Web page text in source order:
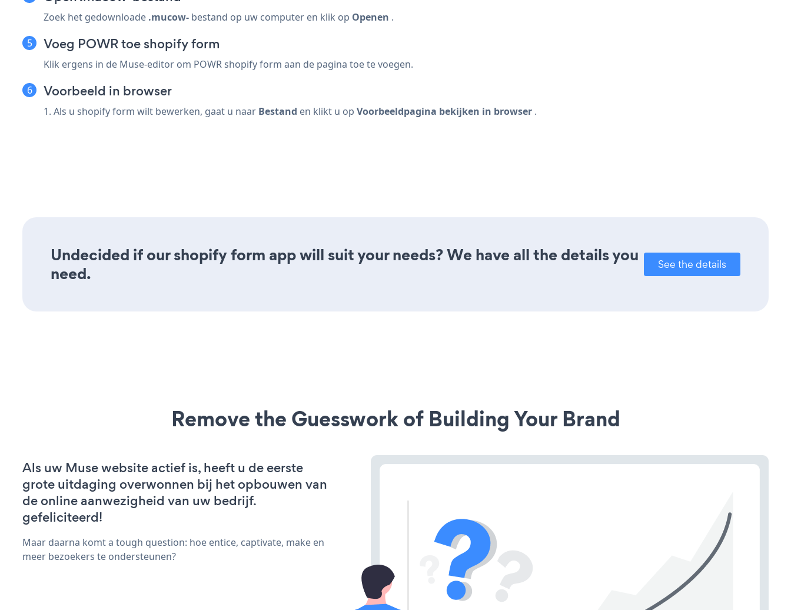
Zoek het gedownloade .mucow- bestand op uw computer en klik op Openen .
Voeg POWR toe shopify form
Klik ergens in de Muse-editor om POWR shopify form aan de pagina toe te voegen.
Voorbeeld in browser
1. Als u shopify form wilt bewerken, gaat u naar Bestand en klikt u op Voorbeeldpagina bekijken in browser .
Undecided if our shopify form app will suit your needs? We have all the details you
need.
See the details
Remove the Guesswork of Building Your Brand
Als uw Muse website actief is, heeft u de eerste
grote uitdaging overwonnen bij het opbouwen van
de online aanwezigheid van uw bedrijf.
gefeliciteerd!
Maar daarna komt a tough question: hoe entice, captivate, make en
meer bezoekers te ondersteunen?